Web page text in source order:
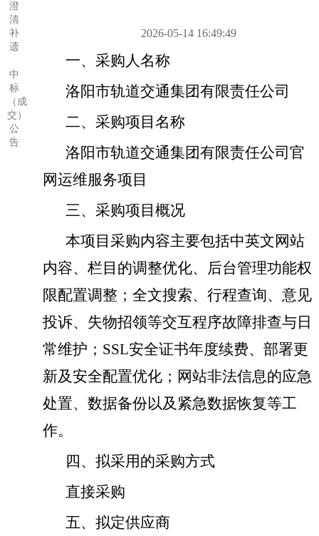
澄
清
补
遗
中
标
（成
交）
公
告
2026-05-14 16:49:49
一、采购人名称
洛阳市轨道交通集团有限责任公司
二、采购项目名称
洛阳市轨道交通集团有限责任公司官
网运维服务项目
三、采购项目概况
本项目采购内容主要包括中英文网站
内容、栏目的调整优化、后台管理功能权
限配置调整；全文搜索、行程查询、意见
投诉、失物招领等交互程序故障排查与日
常维护； SSL安全证书年度续费、部署更
新及安全配置优化；网站非法信息的应急
处置、数据备份以及紧急数据恢复等工
作。
四、拟采用的采购方式
直接采购
五、拟定供应商